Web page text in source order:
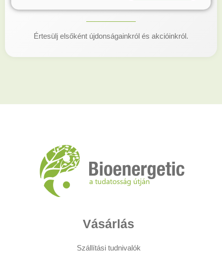
Értesülj elsőként újdonságainkról és akcióinkról.
Vásárlás
Szállítási tudnivalók